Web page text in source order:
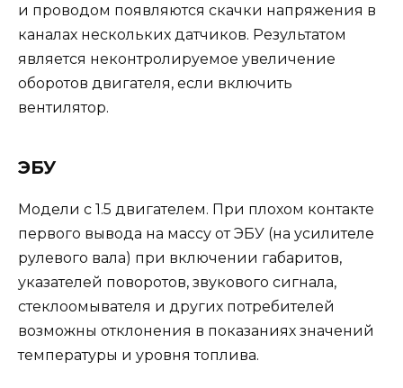
и проводом появляются скачки напряжения в
каналах нескольких датчиков. Результатом
является неконтролируемое увеличение
оборотов двигателя, если включить
вентилятор.
ЭБУ
Модели с 1.5 двигателем. При плохом контакте
первого вывода на массу от ЭБУ (на усилителе
рулевого вала) при включении габаритов,
указателей поворотов, звукового сигнала,
стеклоомывателя и других потребителей
возможны отклонения в показаниях значений
температуры и уровня топлива.